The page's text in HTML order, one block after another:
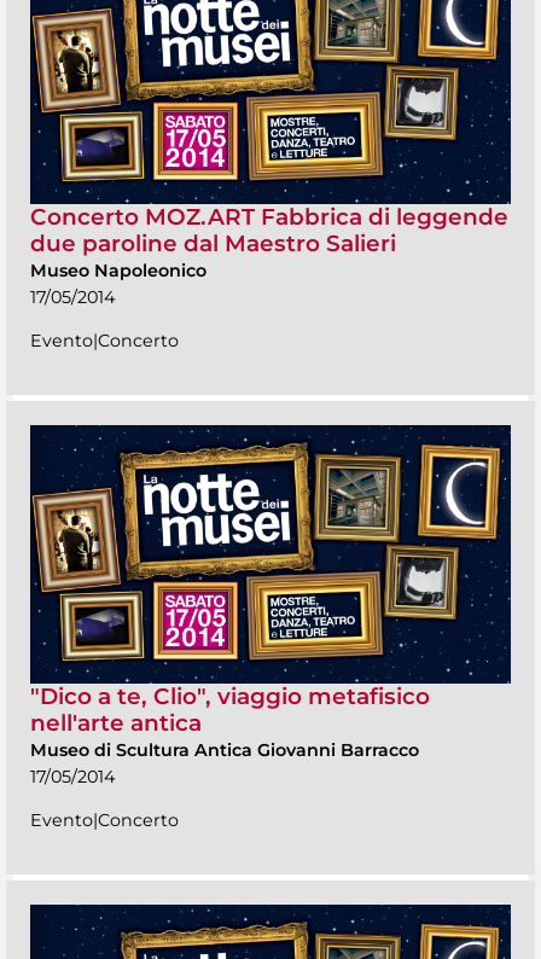
Concerto MOZ.ART Fabbrica di leggende
due paroline dal Maestro Salieri
Museo Napoleonico
17/05/2014
Evento|Concerto
"Dico a te, Clio", viaggio metafisico
nell'arte antica
Museo di Scultura Antica Giovanni Barracco
17/05/2014
Evento|Concerto